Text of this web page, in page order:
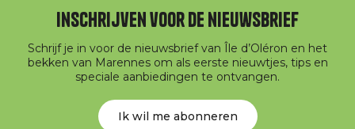
Inschrijven voor de nieuwsbrief
Schrijf je in voor de nieuwsbrief van Île d’Oléron en het
bekken van Marennes om als eerste nieuwtjes, tips en
speciale aanbiedingen te ontvangen.
Ik wil me abonneren